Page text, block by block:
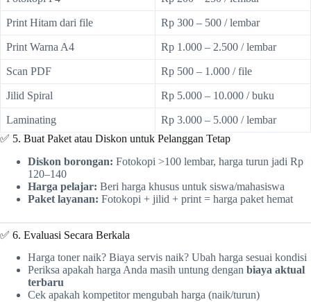
Print Hitam dari file Rp 300 – 500 / lembar
Print Warna A4 Rp 1.000 – 2.500 / lembar
Scan PDF Rp 500 – 1.000 / file
Jilid Spiral Rp 5.000 – 10.000 / buku
Laminating
Rp 3.000 – 5.000 / lembar
✅ 5. Buat Paket atau Diskon untuk Pelanggan Tetap
Diskon borongan: Fotokopi >100 lembar, harga turun jadi Rp
120–140
Harga pelajar: Beri harga khusus untuk siswa/mahasiswa
Paket layanan: Fotokopi + jilid + print = harga paket hemat
✅ 6. Evaluasi Secara Berkala
Harga toner naik? Biaya servis naik? Ubah harga sesuai kondisi
Periksa apakah harga Anda masih untung dengan biaya aktual
terbaru
Cek apakah kompetitor mengubah harga (naik/turun)